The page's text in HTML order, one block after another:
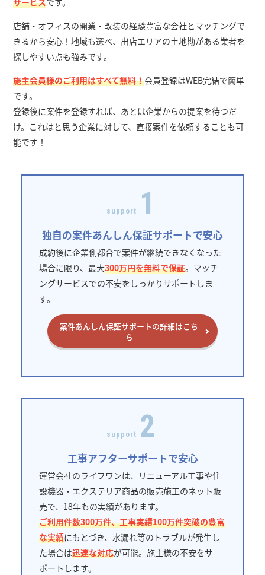
店舗・オフィスの開業・改装の経験豊富な会社とマッチングで
きるから安心！地域も選べ、出店エリアの土地勘がある業者を
探しやすい点も強みです。
施主会員様のご利用はすべて無料！会員登録はWEB完結で簡単
です。
登録後に案件を登録すれば、あとは企業からの提案を待つだ
け。これはと思う企業に対して、直接案件を依頼することも可
能です！
support 1
独自の案件あんしん保証サポートで安心
成約後に企業側都合で案件が継続できなくなった
場合に限り、最大300万円を無料で保証。マッチ
ングサービスでの不安をしっかりサポートしま
す。
案件あんしん保証サポートの詳細はこち
ら
support 2
工事アフターサポートで安心
運営会社のライフワンは、リニューアル工事や住
設機器・エクステリア商品の販売施工のネット販
売で、18年もの実績があります。
ご利用件数300万件、工事実績100万件突破の豊富
な実績にもとづき、水漏れ等のトラブルが発生し
た場合は迅速な対応が可能。施主様の不安をサ
ポートします。